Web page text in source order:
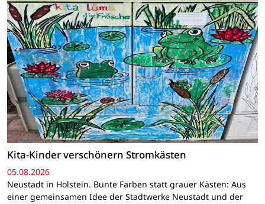
Kita-Kinder verschönern Stromkästen
05.08.2026
Neustadt in Holstein. Bunte Farben statt grauer Kästen: Aus
einer gemeinsamen Idee der Stadtwerke Neustadt und der